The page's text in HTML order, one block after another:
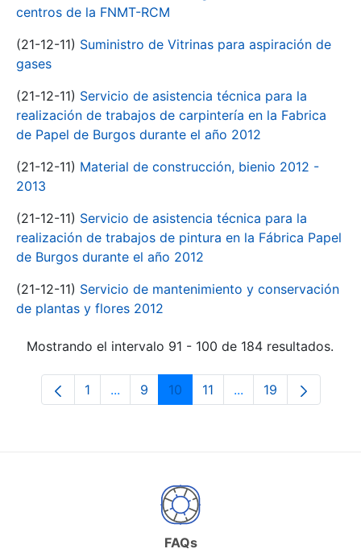
centros de la FNMT-RCM
(21-12-11) Suministro de Vitrinas para aspiración de
gases
(21-12-11) Servicio de asistencia técnica para la
realización de trabajos de carpintería en la Fabrica
de Papel de Burgos durante el año 2012
(21-12-11) Material de construcción, bienio 2012 -
2013
(21-12-11) Servicio de asistencia técnica para la
realización de trabajos de pintura en la Fábrica Papel
de Burgos durante el año 2012
(21-12-11) Servicio de mantenimiento y conservación
de plantas y flores 2012
Mostrando el intervalo 91 - 100 de 184 resultados.
Página
1 ...Páginas intermedias Use TAB para
Página
9 Página
10 Página
11 ...PáginasPágina
19
FAQs